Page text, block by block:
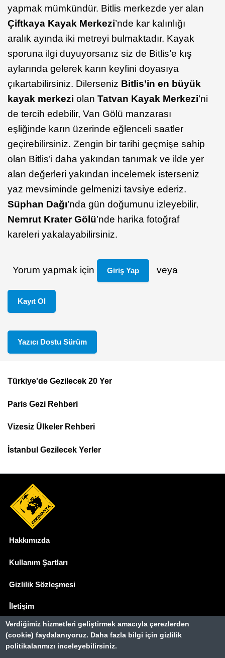
yapmak mümkündür. Bitlis merkezde yer alan
Çiftkaya Kayak Merkezi’nde kar kalınlığı
aralık ayında iki metreyi bulmaktadır. Kayak
sporuna ilgi duyuyorsanız siz de Bitlis’e kış
aylarında gelerek karın keyfini doyasıya
çıkartabilirsiniz. Dilerseniz Bitlis’in en büyük
kayak merkezi olan Tatvan Kayak Merkezi’ni
de tercih edebilir, Van Gölü manzarası
eşliğinde karın üzerinde eğlenceli saatler
geçirebilirsiniz. Zengin bir tarihi geçmişe sahip
olan Bitlis’i daha yakından tanımak ve ilde yer
alan değerleri yakından incelemek isterseniz
yaz mevsiminde gelmenizi tavsiye ederiz.
Süphan Dağı’nda gün doğumunu izleyebilir,
Nemrut Krater Gölü’nde harika fotoğraf
kareleri yakalayabilirsiniz.
Yorum yapmak için Giriş Yap veya
Kayıt Ol
Yazıcı Dostu Sürüm
Footer
Top
Menu
Türkiye'de Gezilecek 20 Yer
Paris Gezi Rehberi
Vizesiz Ülkeler Rehberi
İstanbul Gezilecek Yerler
Hakkımızda
Kullanım Şartları
Gizlilik Sözleşmesi
İletişim
Basında Biz
Gezimanya Turizm, TÜRSAB'a kayıtlı bir
Verdiğimiz hizmetleri geliştirmek amacıyla çerezlerden
(cookie) faydalanıyoruz. Daha fazla bilgi için gizlilik
politikalarımızı inceleyebilirsiniz.